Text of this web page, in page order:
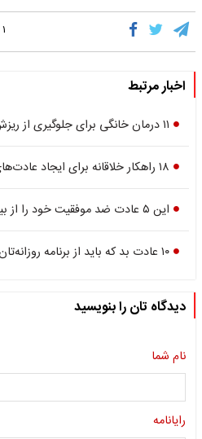
۱
اخبار مرتبط
۱۱ درمان خانگی برای جلوگیری از ریزش مو
۱۸ راهکار خلاقانه برای ایجاد عادت‌های خوب در زندگی
این ۵ عادت ضد موفقیت خود را از بین ببرید
۱۰ عادت بد که باید از برنامه روزانه‌تان حذف کنید
دیدگاه تان را بنویسید
نام شما
رایانامه